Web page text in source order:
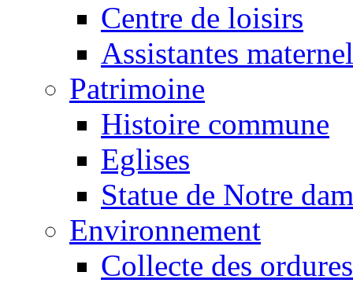
Centre de loisirs
Assistantes
Patrimoine
Histoire commune
Eglises
Statue de Notre
Environnement
Collecte des ordures